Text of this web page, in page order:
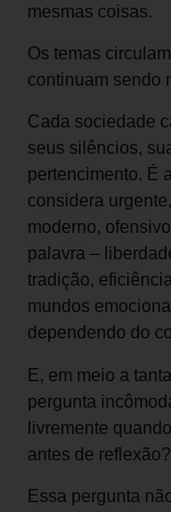
mesmas coisas.
Os temas
continuam sendo
Cada sociedade
seus silêncios,
pertencimento. É
considera
moderno,
palavra –
tradição,
mundos
dependendo do
E, em meio a
pergunta
livremente
antes de reflexão?
Essa pergunta